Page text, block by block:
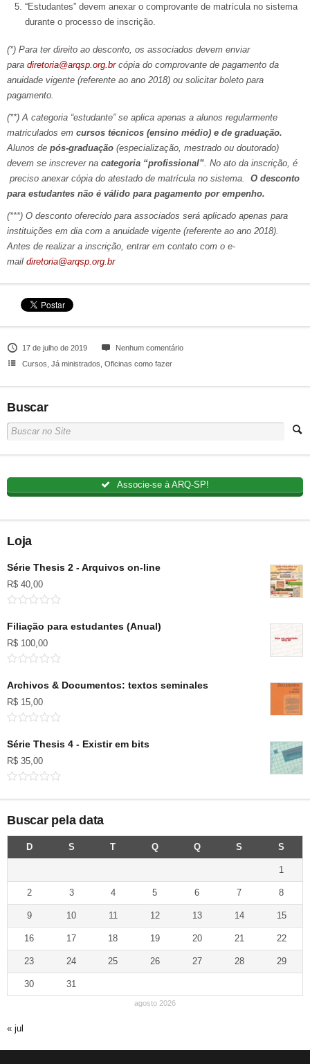
“Estudantes” devem anexar o comprovante de matrícula no sistema
durante o processo de inscrição.
(*) Para ter direito ao desconto, os associados devem enviar
para diretoria@arqsp.org.brcópia do comprovante de pagamento da
anuidade vigente (referente ao ano 2018) ou solicitar boleto para
pagamento.
(**) A categoria “estudante” se aplica apenas a alunos regularmente
matriculados em cursos técnicos (ensino médio) e de graduação.
Alunos de pós-graduação (especialização, mestrado ou doutorado)
devem se inscrever na categoria “profissional” . No ato da inscrição, é
preciso anexar cópia do atestado de matrícula no sistema.
O desconto
para estudantes não é válido para pagamento por empenho.
(***) O desconto oferecido para associados será aplicado apenas para
instituições em dia com a anuidade vigente (referente ao ano 2018).
Antes de realizar a inscrição, entrar em contato com o e-
mail diretoria@arqsp.org.br
17 de julho de 2019
Nenhum comentário
Cursos Já ministrados Oficinas como fazer
Buscar
Associe-se à ARQ-SP!
Loja
Série Thesis 2 - Arquivos on-line
R$ 40,00
Filiação para estudantes (Anual)
R$ 100,00
Archivos & Documentos: textos seminales
R$ 15,00
Série Thesis 4 - Existir em bits
R$ 35,00
Buscar pela data
agosto 2026
D S T Q Q S S
1
2 3 4 5 6 7 8
9 10 11 12 13 14 15
16 17 18 19 20 21 22
23 24 25 26 27 28 29
30 31
« jul